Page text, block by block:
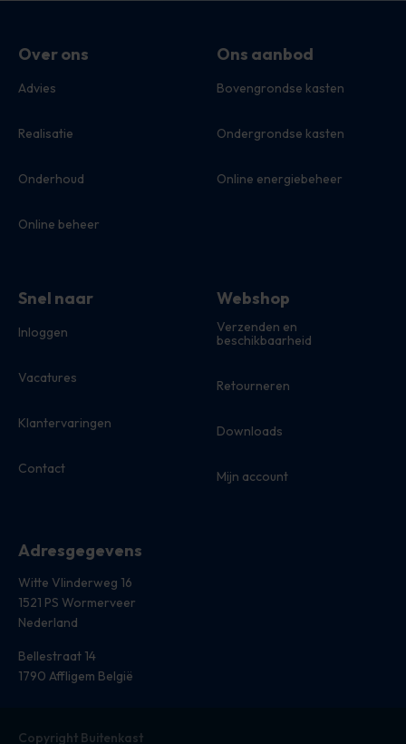
Over ons
Advies
Realisatie
Onderhoud
Online beheer
Ons aanbod
Bovengrondse kasten
Ondergrondse kasten
Online energiebeheer
Snel naar
Inloggen
Vacatures
Klantervaringen
Contact
Webshop
Verzenden en
beschikbaarheid
Retourneren
Downloads
Mijn account
Adresgegevens
Witte Vlinderweg 16
1521 PS Wormerveer
Nederland
Bellestraat 14
1790 Affligem België
Copyright Buitenkast